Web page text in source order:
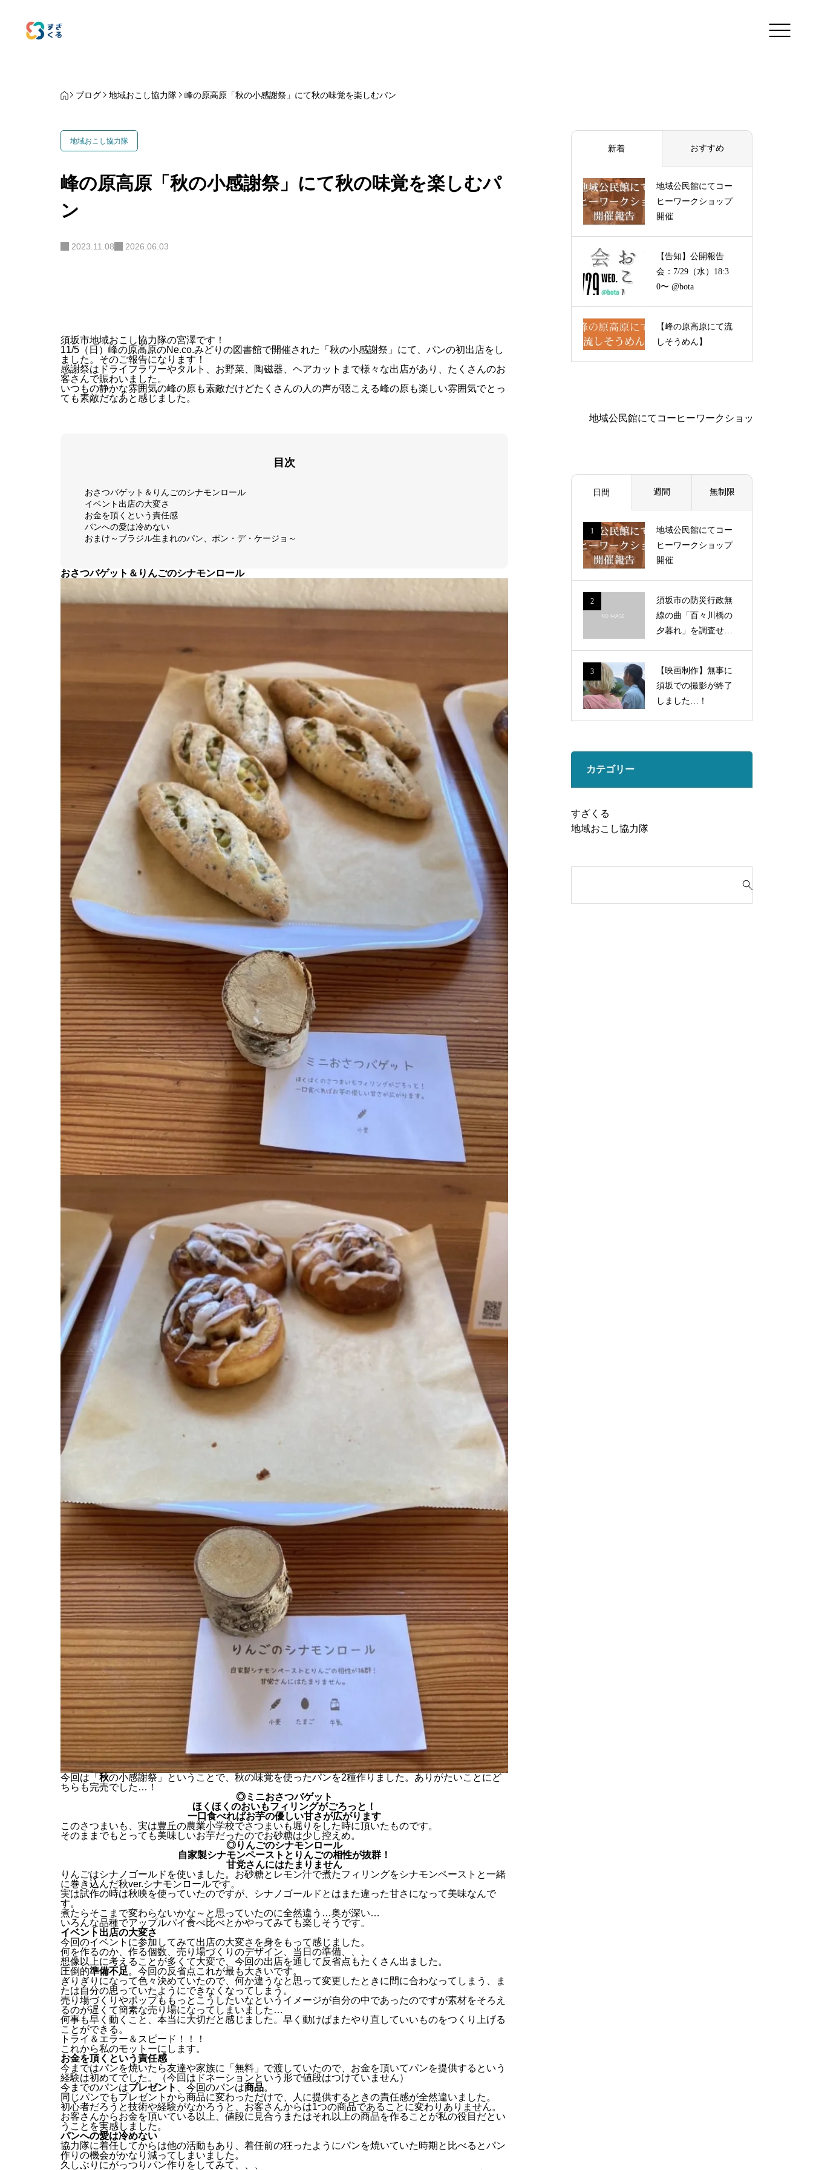
アバウト
ブログ
お知らせ
ナリワイ
インタビュー
ブログ 地域おこし協力隊 峰の原高原「秋の小感謝祭」にて秋の味覚を楽しむパン
地域おこし協力隊
峰の原高原「秋の小感謝祭」にて秋の味覚を楽しむパ
ン
2023.11.08 2026.06.03
須坂市地域おこし協力隊の宮澤です！
11/5（日）峰の原高原のNe.co.みどりの図書館で開催された「秋の小感謝祭」にて、パンの初出店をし
ました。そのご報告になります！
感謝祭はドライフラワーやタルト、お野菜、陶磁器、ヘアカットまで様々な出店があり、たくさんのお
客さんで賑わいました。
いつもの静かな雰囲気の峰の原も素敵だけどたくさんの人の声が聴こえる峰の原も楽しい雰囲気でとっ
ても素敵だなあと感じました。
目次
おさつバゲット＆りんごのシナモンロール
イベント出店の大変さ
お金を頂くという責任感
パンへの愛は冷めない
おまけ～ブラジル生まれのパン、ポン・デ・ケージョ～
おさつバゲット＆りんごのシナモンロール
今回は「 秋の小感謝祭」ということで、秋の味覚を使ったパンを2種作りました。ありがたいことにど
ちらも完売でした…！
◎ミニおさつバゲット
ほくほくのおいもフィリングがごろっと！
一口食べればお芋の優しい甘さが広がります
このさつまいも、実は豊丘の農業小学校でさつまいも堀りをした時に頂いたものです。
そのままでもとっても美味しいお芋だったのでお砂糖は少し控えめ。
◎りんごのシナモンロール
自家製シナモンペーストとりんごの相性が抜群！
甘党さんにはたまりません
りんごはシナノゴールドを使いました。お砂糖とレモン汁で煮たフィリングをシナモンペーストと一緒
に巻き込んだ秋ver.シナモンロールです。
実は試作の時は秋映を使っていたのですが、シナノゴールドとはまた違った甘さになって美味なんで
す。
煮たらそこまで変わらないかな～と思っていたのに全然違う…奥が深い…
いろんな品種でアップルパイ食べ比べとかやってみても楽しそうです。
イベント出店の大変さ
今回のイベントに参加してみて出店の大変さを身をもって感じました。
何を作るのか、作る個数、売り場づくりのデザイン、当日の準備、、、
想像以上に考えることが多くて大変で、今回の出店を通して反省点もたくさん出ました。
圧倒的準備不足。今回の反省点これが最も大きいです。
ぎりぎりになって色々決めていたので、何か違うなと思って変更したときに間に合わなってしまう、ま
たは自分の思っていたようにできなくなってしまう。
売り場づくりやポップももっとこうしたいなというイメージが自分の中であったのですが素材をそろえ
るのが遅くて簡素な売り場になってしまいました…
何事も早く動くこと、本当に大切だと感じました。早く動けばまたやり直していいものをつくり上げる
ことができる。
トライ＆エラー＆スピード！！！
これから私のモットーにします。
お金を頂くという責任感
今まではパンを焼いたら友達や家族に「無料」で渡していたので、お金を頂いてパンを提供するという
経験は初めてでした。（今回はドネーションという形で値段はつけていません）
今までのパンはプレゼント 、今回のパンは商品。
同じパンでもプレゼントから商品に変わっただけで、人に提供するときの責任感が全然違いました。
初心者だろうと技術や経験がなかろうと、お客さんからは1つの商品であることに変わりありません。
お客さんからお金を頂いている以上、値段に見合うまたはそれ以上の商品を作ることが私の役目だとい
うことを実感しました。
パンへの愛は冷めない
協力隊に着任してからは他の活動もあり、着任前の狂ったようにパンを焼いていた時期と比べるとパン
作りの機会がかなり減ってしまいました。
久しぶりにがっつりパン作りをしてみて、、、
新着 おすすめ
地域公民館にてコー
ヒーワークショップ
開催
【告知】公開報告
会：7/29（水）18:3
0〜 @bota
【峰の原高原にて流
しそうめん】
日間 週間 無制限
1
地域公民館にてコー
ヒーワークショップ
開催
2
須坂市の防災行政無
線の曲「百々川橋の
夕暮れ」を調査せ
3
【映画制作】無事に
須坂での撮影が終了
しました…！
カテゴリー
すざくる
地域おこし協力隊
対